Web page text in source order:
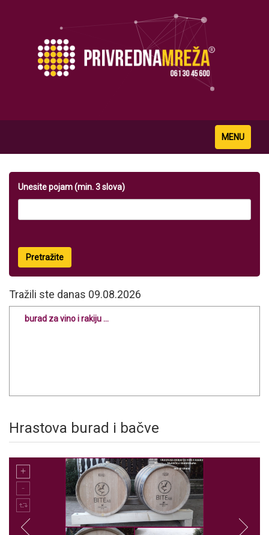
Toggle
navigation
MENU
Unesite pojam (min. 3 slova)
Pretražite
Tražili ste danas 09.08.2026
burad za vino i rakiju ...
Hrastova burad i bačve